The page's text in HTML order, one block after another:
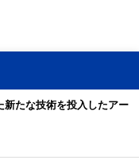
新たな技術を投入したアー